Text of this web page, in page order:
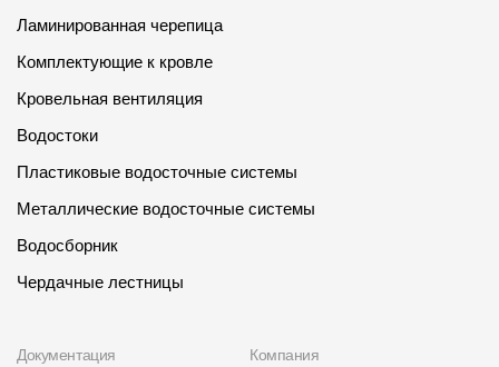
Ламинированная черепица
Комплектующие к кровле
Кровельная вентиляция
Водостоки
Пластиковые водосточные системы
Металлические водосточные системы
Водосборник
Чердачные лестницы
Документация Компания